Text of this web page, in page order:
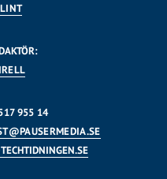
955 14